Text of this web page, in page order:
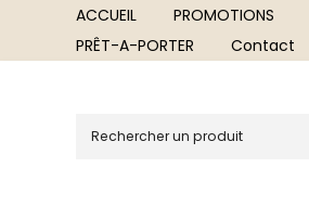
ACCUEIL PROMOTIONS
PRÊT-A-PORTER
Contact